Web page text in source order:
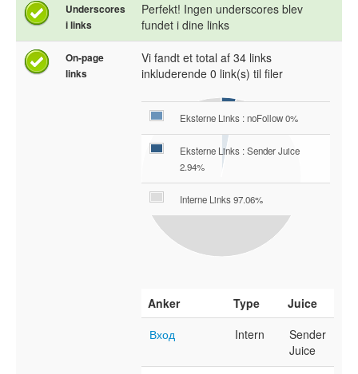
Underscores
i links
Perfekt! Ingen underscores blev
fundet i dine links
On-page
links
Vi fandt et total af 34 links
inkluderende 0 link(s) til filer
Eksterne Links : noFollow 0%
Eksterne Links : Sender Juice
2.94%
Interne Links 97.06%
Anker Type
Juice
Вход
Intern
Sender
Juice